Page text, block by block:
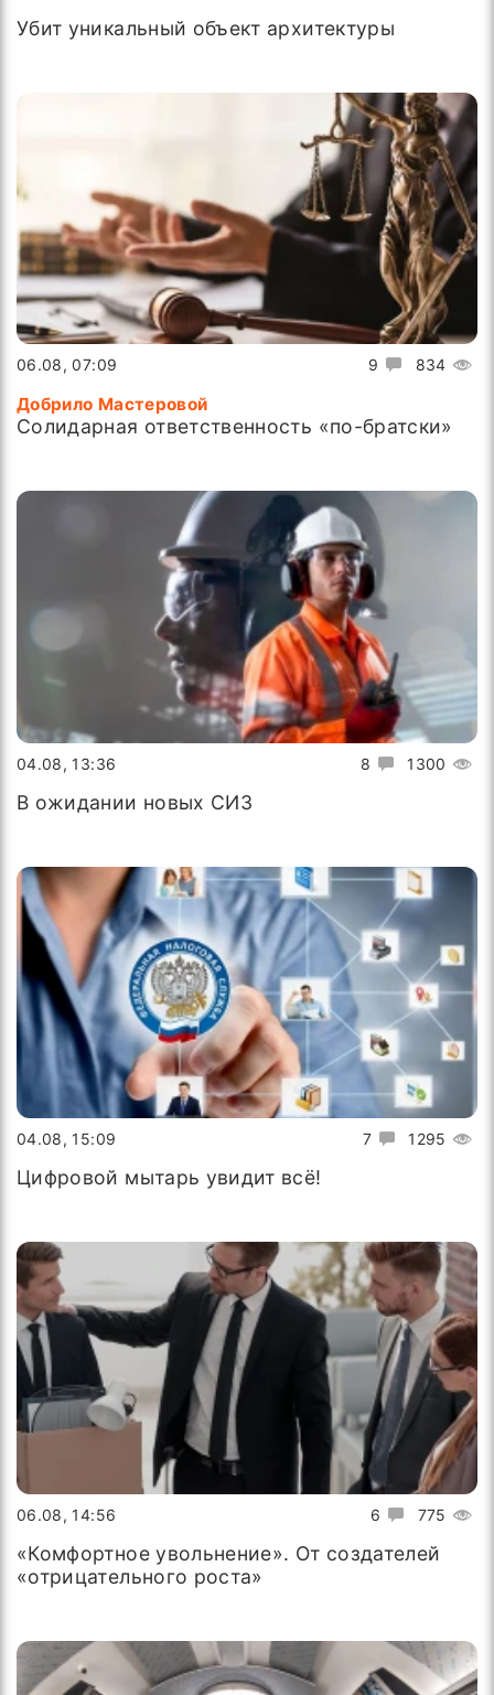
Убит уникальный объект архитектуры
9 834
06.08, 07:09
Добрило Мастеровой
Солидарная ответственность «по-братски»
8 1300
04.08, 13:36
В ожидании новых СИЗ
7 1295
04.08, 15:09
Цифровой мытарь увидит всё!
6 775
06.08, 14:56
«Комфортное увольнение». От создателей
«отрицательного роста»